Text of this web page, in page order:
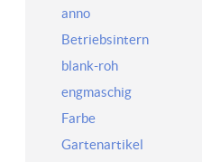
anno
Betriebsintern
blank-roh
engmaschig
Farbe
Gartenartikel